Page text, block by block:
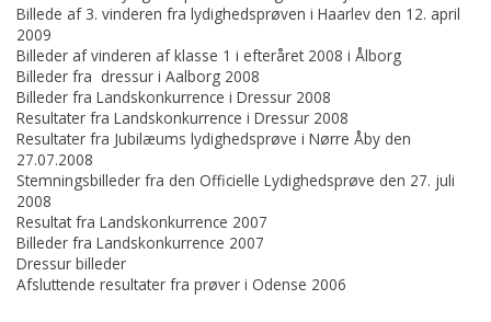
Billede af 3. vinderen fra lydighedsprøven i Haarlev den 12. april
2009
Billeder af vinderen af klasse 1 i efteråret 2008 i Ålborg
Billeder fra dressur i Aalborg 2008
Billeder fra Landskonkurrence i Dressur 2008
Resultater fra Landskonkurrence i Dressur 2008
Resultater fra Jubilæums lydighedsprøve i Nørre Åby den
27.07.2008
Stemningsbilleder fra den Officielle Lydighedsprøve den 27. juli
2008
Resultat fra Landskonkurrence 2007
Billeder fra Landskonkurrence 2007
Dressur billeder
Afsluttende resultater fra prøver i Odense 2006